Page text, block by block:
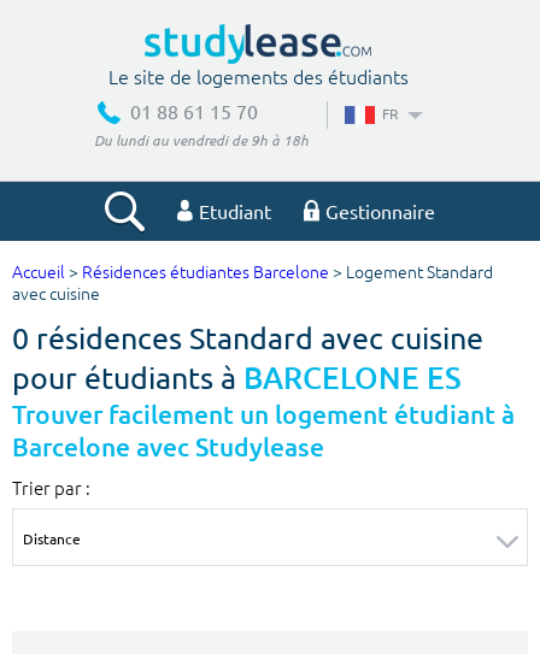
Le site de logements des étudiants
01 88 61 15 70
Du lundi au vendredi de 9h à 18h
FR
Etudiant Gestionnaire
Votre recherche
Ville, école
Budget min
€
Budget max
€
Surface min Surface max
Accueil > Résidences étudiantes Barcelone > Logement Standard
avec cuisine
0 résidences Standard avec cuisine
pour étudiants à BARCELONE ES
Trouver facilement un logement étudiant à
Barcelone avec Studylease
Trier par :